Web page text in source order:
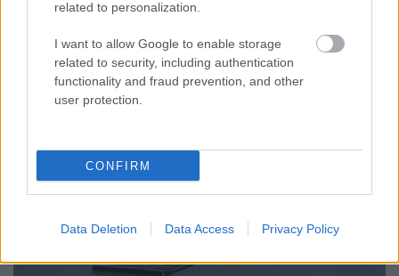
related to personalization.
I want to allow Google to enable storage
related to security, including authentication
functionality and fraud prevention, and other
user protection.
CONFIRM
Data Deletion Data Access Privacy Policy
tartalmát összeönti és -keveri, majd a keveréket
megjegyzések itt is…